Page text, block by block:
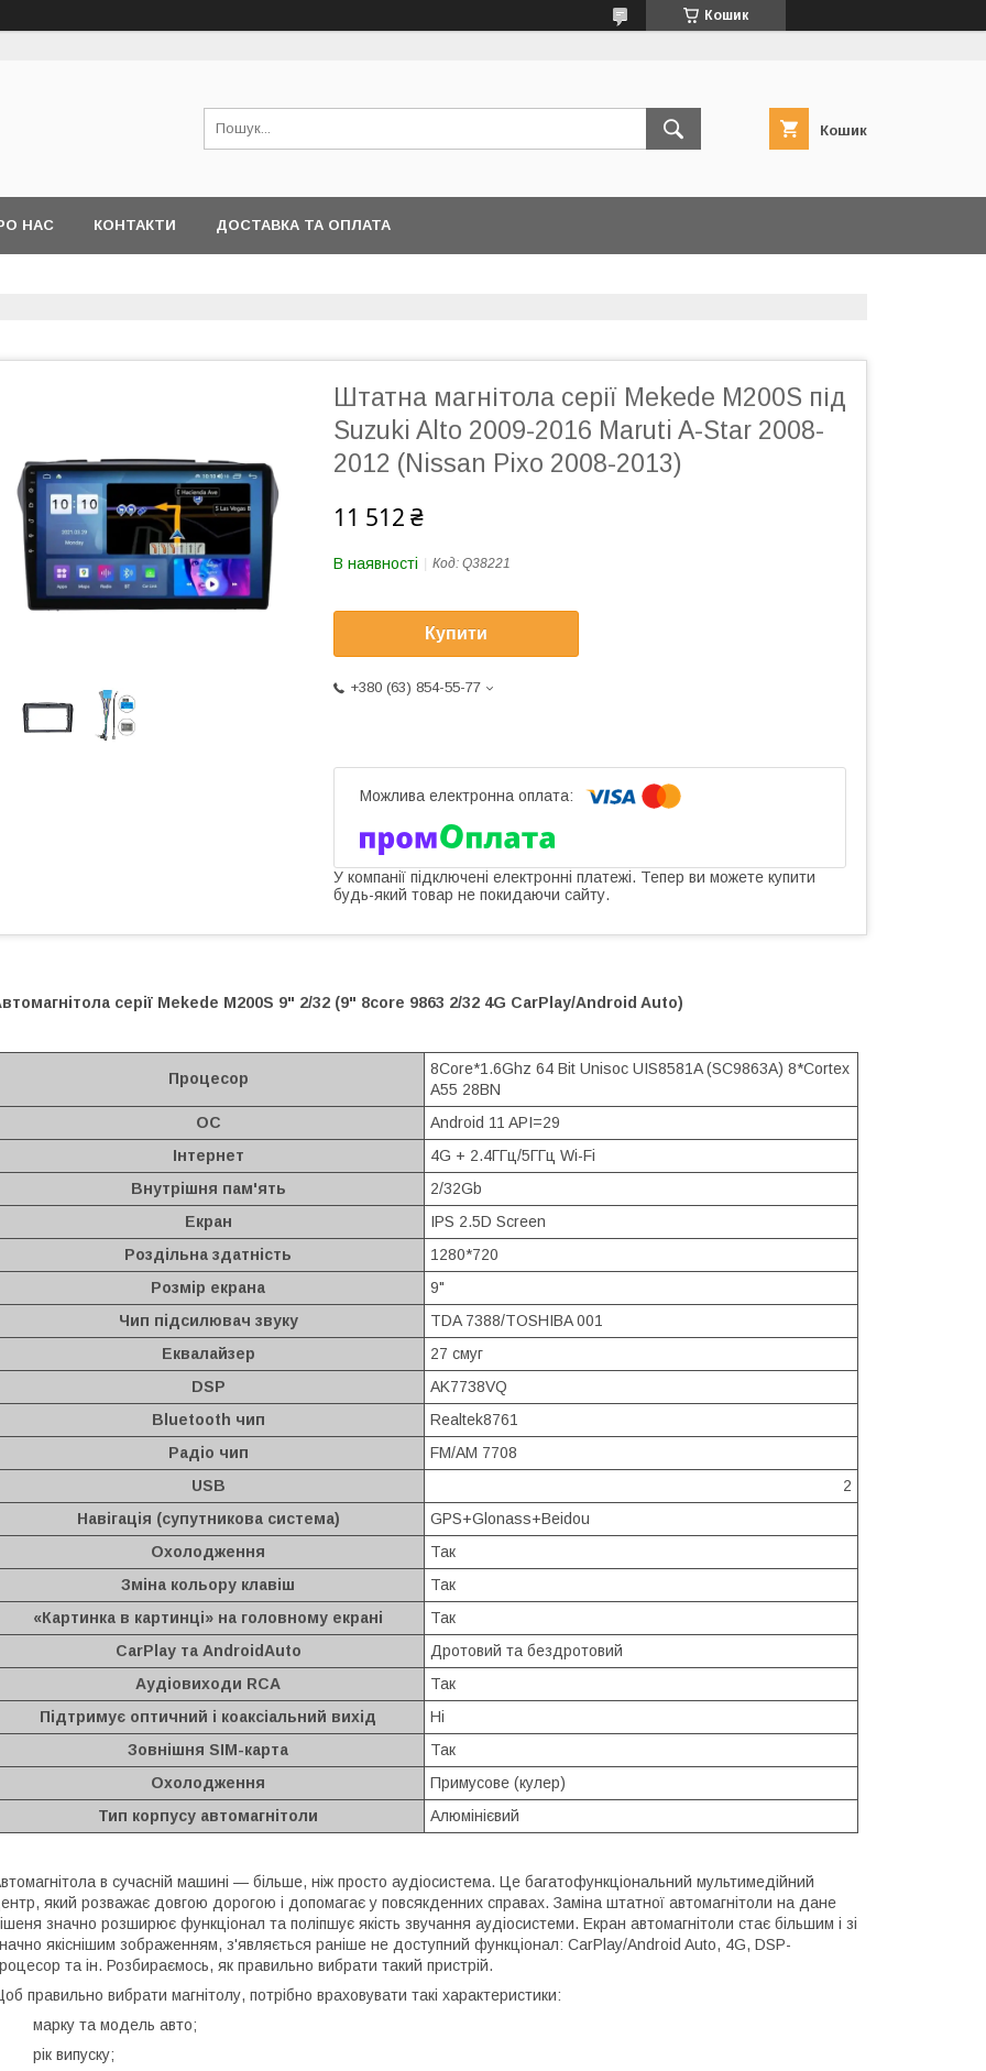
Кошик
Кошик
НАС КОНТАКТИ ДОСТАВКА ТА ОПЛАТА
Штатна магнітола серії Mekede M200S під
Suzuki Alto 2009-2016 Maruti A-Star 2008-
2012 (Nissan Pixo 2008-2013)
11 512 ₴
В наявності Код: Q38221
Купити
+380 (63) 854-55-77
У компанії підключені електронні платежі. Тепер ви можете купити
будь-який товар не покидаючи сайту.
серії Mekede M200S 9" 2/32 (9" 8core 9863 2/32 4G CarPlay/Android Auto)
Процесор
8Core*1.6Ghz 64 Bit Unisoc UIS8581A (SC9863A) 8*Cortex
A55 28BN
ОС
Android 11 API=29
Інтернет
4G + 2.4ГГц/5ГГц Wi-Fi
Внутрішня пам'ять
2/32Gb
Екран
IPS 2.5D Screen
Роздільна здатність
1280*720
Розмір екрана
9"
Чип підсилювач звуку
TDA 7388/TOSHIBA 001
Еквалайзер
27 смуг
DSP
AK7738VQ
Bluetooth чип
Realtek8761
Радіо чип
FM/AM 7708
USB
2
Навігація (супутникова система)
GPS+Glonass+Beidou
Охолодження
Так
Зміна кольору клавіш
Так
«Картинка в картинці» на головному екрані
Так
CarPlay та AndroidAuto
Дротовий та бездротовий
Аудіовиходи RCA
Так
Підтримує оптичний і коаксіальний вихід
Ні
Зовнішня SIM-карта
Так
Охолодження
Примусове (кулер)
Тип корпусу автомагнітоли
Алюмінієвий
в сучасній машині — більше, ніж просто аудіосистема. Це багатофункціональний мультимедійний
який розважає довгою дорогою і допомагає у повсякденних справах. Заміна штатної автомагнітоли на дане
значно розширює функціонал та поліпшує якість звучання аудіосистеми. Екран автомагнітоли стає більшим і зі
якіснішим зображенням, з'являється раніше не доступний функціонал: CarPlay/Android Auto, 4G, DSP-
та ін. Розбираємось, як правильно вибрати такий пристрій.
правильно вибрати магнітолу, потрібно враховувати такі характеристики:
марку та модель авто;
рік випуску;